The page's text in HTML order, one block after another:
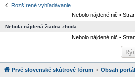
Rozšírené vyhľadávanie
Nebolo nájdené nič •
Nebola nájdená žiadna zhoda.
Nebolo nájdené nič •
Prvé slovenské skútrové fórum Obsah